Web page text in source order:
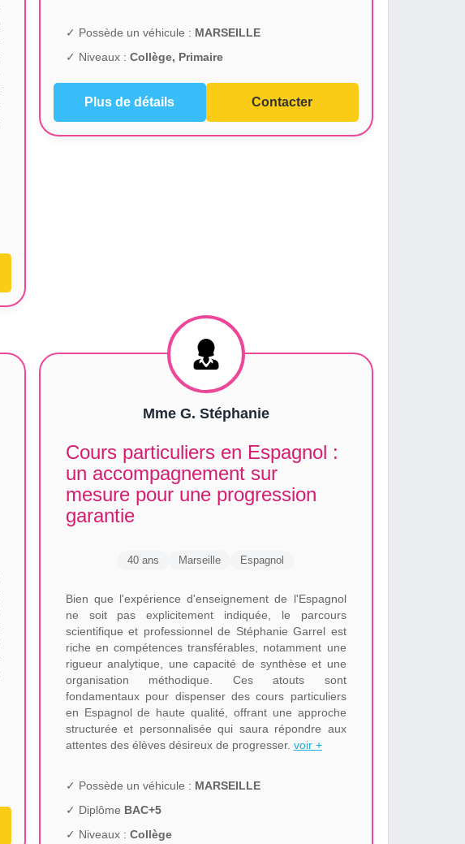
✓ Possède un véhicule : MARSEILLE
✓ Niveaux : Collège, Primaire
Plus de détails Contacter
Mme G. Stéphanie
Cours particuliers en Espagnol :
un accompagnement sur
mesure pour une progression
garantie
40 ans Marseille Espagnol
Bien que l'expérience d'enseignement de l'Espagnol
ne soit pas explicitement indiquée, le parcours
scientifique et professionnel de Stéphanie Garrel est
riche en compétences transférables, notamment une
rigueur analytique, une capacité de synthèse et une
organisation méthodique. Ces atouts sont
fondamentaux pour dispenser des cours particuliers
en Espagnol de haute qualité, offrant une approche
structurée et personnalisée qui saura répondre aux
attentes des élèves désireux de progresser. voir +
✓ Possède un véhicule : MARSEILLE
✓ Diplôme BAC+5
✓ Niveaux : Collège